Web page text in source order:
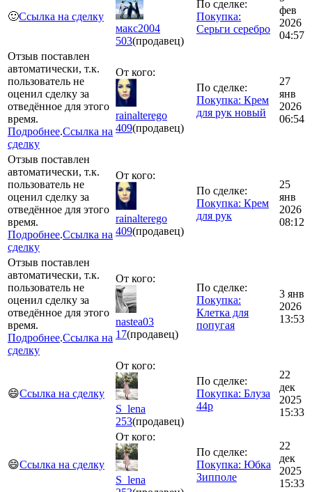
🙂Ссылка на сделку
макс2004
503(продавец)
По сделке:
Покупка:
Серьги серебро
фев
2026
04:57
Отзыв поставлен
автоматически, т.к.
пользователь не
оценил сделку за
отведённое для этого
время.
Подробнее.Ссылка на
сделку
От кого:
rainalterego
409(продавец)
По сделке:
Покупка: Крем
для рук новый
27
янв
2026
06:54
Отзыв поставлен
автоматически, т.к.
пользователь не
оценил сделку за
отведённое для этого
время.
Подробнее.Ссылка на
сделку
От кого:
rainalterego
409(продавец)
По сделке:
Покупка: Крем
для рук
25
янв
2026
08:12
Отзыв поставлен
автоматически, т.к.
пользователь не
оценил сделку за
отведённое для этого
время.
Подробнее.Ссылка на
сделку
От кого:
nastea03
17(продавец)
По сделке:
Покупка:
Клетка для
попугая
3 янв
2026
13:53
😄Ссылка на сделку
От кого:
S_lena
253(продавец)
По сделке:
Покупка: Блуза
44р
22
дек
2025
15:33
😄Ссылка на сделку
От кого:
S_lena
По сделке:
Покупка: Юбка
Зипполе
22
дек
2025
15:33